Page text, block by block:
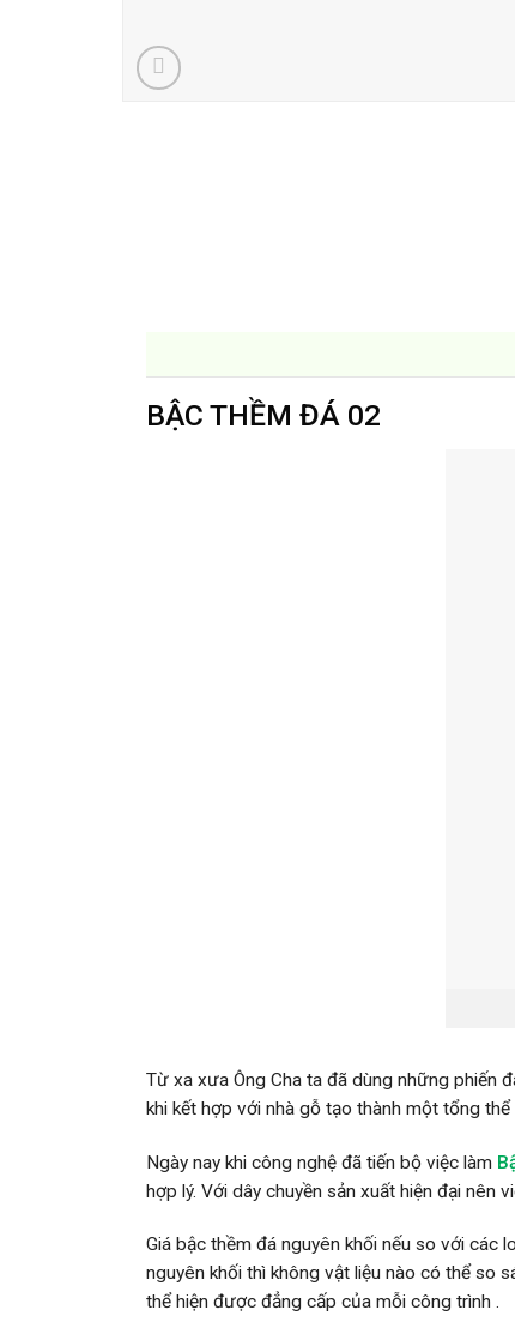
BẬC THỀM ĐÁ 02
Từ xa xưa Ông Cha ta đã dùng những phiến
khi kết hợp với nhà gỗ tạo thành một tổng
Ngày nay khi công nghệ đã tiến bộ việc làm
hợp lý. Với dây chuyền sản xuất hiện đại nên
Giá bậc thềm đá nguyên khối nếu so với các
nguyên khối thì không vật liệu nào có thể so
thể hiện được đẳng cấp của mỗi công trình .